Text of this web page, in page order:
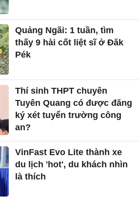
Quảng Ngãi: 1 tuần, tìm
thấy 9 hài cốt liệt sĩ ở Đăk
Pék
Thí sinh THPT chuyên
Tuyên Quang có được đăng
ký xét tuyển trường công
an?
VinFast Evo Lite thành xe
du lịch 'hot', du khách nhìn
là thích